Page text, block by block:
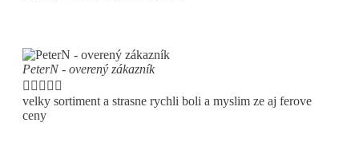
PeterN - overený zákazník
    
velky sortiment a strasne rychli boli a myslim ze aj ferove
ceny